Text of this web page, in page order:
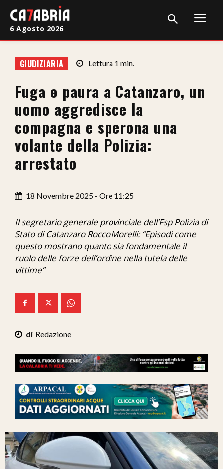
Cronaca
Giudiziaria
Politica
Sport
Attualità
Ita-Mondo
C7 Play
We Calabria
Mix Zone
6 Agosto 2026
GIUDIZIARIA Lettura 1 min.
Fuga e paura a Catanzaro, un
uomo aggredisce la
compagna e sperona una
volante della Polizia:
arrestato
18 Novembre 2025 - Ore 11:25
Il segretario generale provinciale dell’Fsp Polizia di
Stato di Catanzaro Rocco Morelli: “Episodi come
questo mostrano quanto sia fondamentale il
ruolo delle forze dell’ordine nella tutela delle
vittime”
Redazione